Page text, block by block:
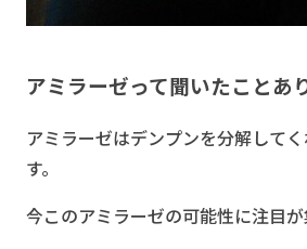
アミラーゼって聞いたことあ
アミラーゼはデンプンを分解して
す。
今このアミラーゼの可能性に注目が